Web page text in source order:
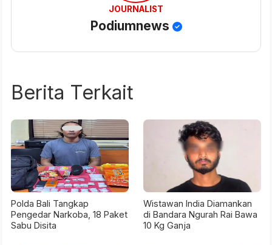
JOURNALIST
Podiumnews
Berita Terkait
Polda Bali Tangkap
Pengedar Narkoba, 18 Paket
Sabu Disita
Wistawan India Diamankan
di Bandara Ngurah Rai Bawa
10 Kg Ganja